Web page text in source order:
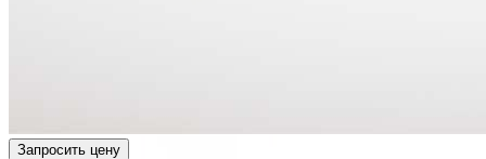
Запросить цену